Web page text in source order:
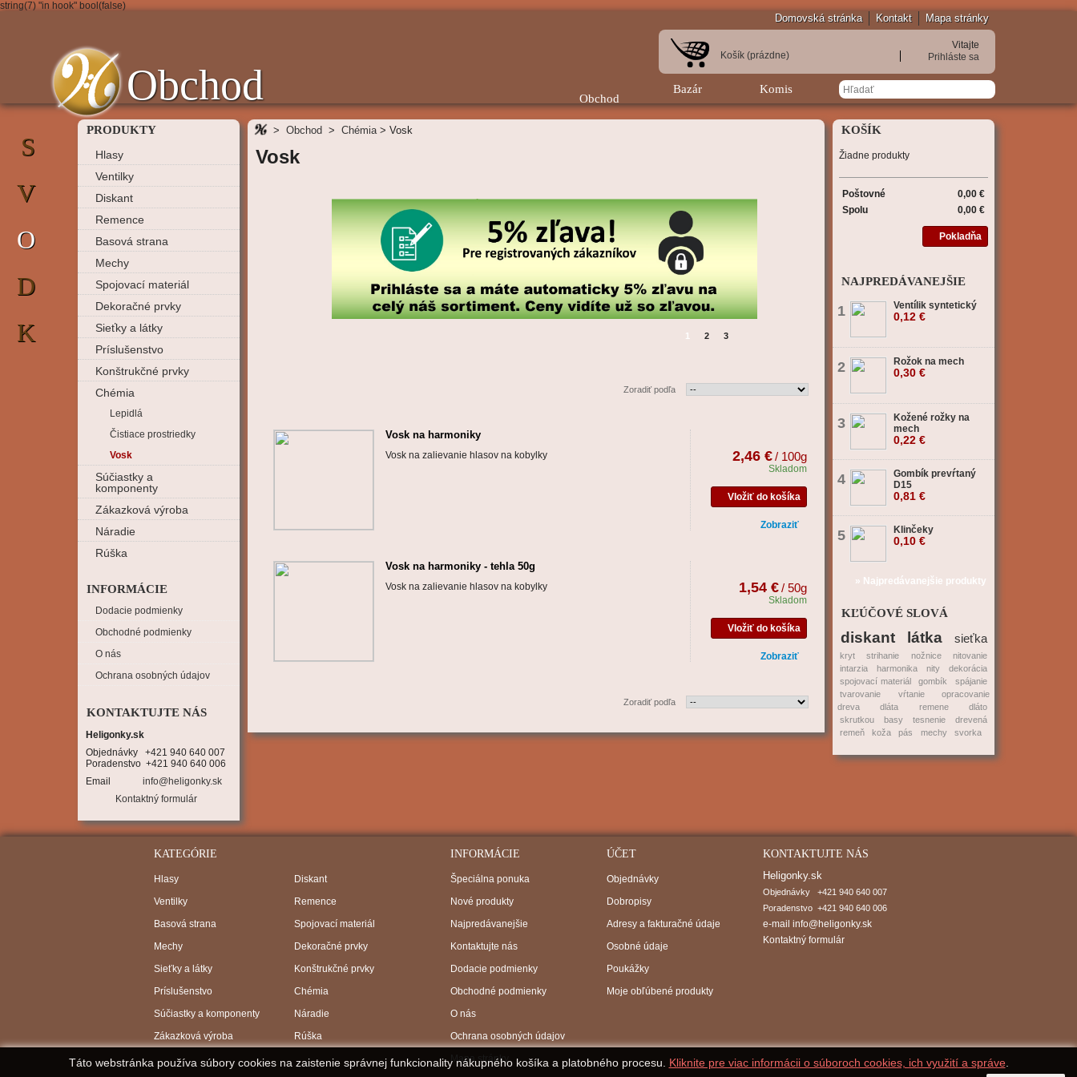
string(7) "in hook" bool(false)
Obchod
Domovská stránka Kontakt Mapa stránky
Vitajte
Prihláste sa
Košík (prázdne)
Komis
Bazár
Obchod
PRODUKTY
Hlasy
Ventilky
Diskant
Remence
Basová strana
Mechy
Spojovací materiál
Dekoračné prvky
Sieťky a látky
Príslušenstvo
Konštrukčné prvky
Chémia
Lepidlá
Čistiace prostriedky
Vosk
Súčiastky a
komponenty
Zákazková výroba
Náradie
Rúška
INFORMÁCIE
Dodacie podmienky
Obchodné podmienky
O nás
Ochrana osobných údajov
S
V
O
D
K
KONTAKTUJTE NÁS
Heligonky.sk
Objednávky   +421 940 640 007
Poradenstvo  +421 940 640 006
Email
info@heligonky.sk
Kontaktný formulár
> Obchod > Chémia > Vosk
Vosk
1 2 3
Zoradiť podľa
Vosk na harmoniky
Vosk na zalievanie hlasov na kobylky 2,46 €/ 100g
Skladom
Vložiť do košíka
Zobraziť
Vosk na harmoniky - tehla 50g
Vosk na zalievanie hlasov na kobylky 1,54 €/ 50g
Skladom
Vložiť do košíka
Zobraziť
Zoradiť podľa
KOŠÍK
Žiadne produkty
0,00 €
Poštovné
0,00 €
Spolu
Pokladňa
NAJPREDÁVANEJŠIE
1 Ventílik syntetický
0,12 €
2 Rožok na mech
0,30 €
3
Kožené rožky na
mech
0,22 €
4
Gombík prevŕtaný
D15
0,81 €
5 Klinčeky
0,10 €
» Najpredávanejšie produkty
KĽÚČOVÉ SLOVÁ
diskant látka sieťka
kryt strihanie nožnice
nitovanie
intarzia
harmonika nity
dekorácia
spojovací materiál
gombík
spájanie
tvarovanie
vŕtanie
opracovanie
dreva
dláta remene
dláto
skrutkou
basy tesnenie
drevená
remeň
koža pás mechy svorka
KATEGÓRIE
Hlasy
Ventilky
Diskant
Remence
Basová strana
Mechy
Spojovací materiál
Dekoračné prvky
Sieťky a látky
Príslušenstvo
Konštrukčné prvky
Chémia
Súčiastky a komponenty
Zákazková výroba
Náradie
Rúška
INFORMÁCIE
Špeciálna ponuka
Nové produkty
Najpredávanejšie
Kontaktujte nás
Dodacie podmienky
Obchodné podmienky
O nás
Ochrana osobných údajov
Mapa stránky
ÚČET
Objednávky
Dobropisy
Adresy a fakturačné údaje
Osobné údaje
Poukážky
Moje obľúbené produkty
KONTAKTUJTE NÁS
Heligonky.sk
Objednávky   +421 940 640 007
Poradenstvo  +421 940 640 006
e-mail info@heligonky.sk
Kontaktný formulár
Táto webstránka používa súbory cookies na zaistenie správnej funkcionality nákupného košíka a platobného procesu. Kliknite pre viac informácii o súboroch cookies, ich využití a správe.